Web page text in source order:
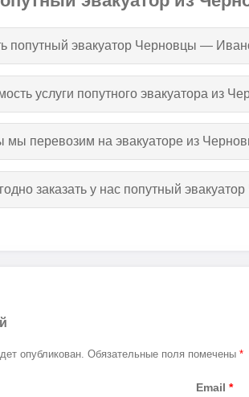
попутный эвакуатор Черновцы —
услуги попутного эвакуатора из
мы перевозим на эвакуаторе из
заказать у нас попутный
опубликован. Обязательные поля помечены *
Email *